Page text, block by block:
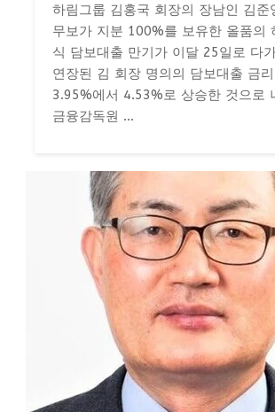
하림그룹 김홍국 회장의 장남인 김준
무보가 지분 100%를 보유한 올품의
식 담보대출 만기가 이달 25일로 다
연장된 김 회장 명의의 담보대출 금
3.95%에서 4.53%로 상승한 것으로
금융감독원 ...